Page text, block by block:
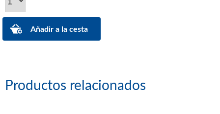
Productos relacionados